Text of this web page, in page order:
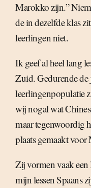
Marokko zijn.”
de in dezelfde klas
leerlingen niet.
Ik geef al heel lang
Zuid. Gedurende de
leerlingenpopulatie
wij nogal wat
maar tegenwoordig
plaats gemaakt
Zij vormen vaak een
mijn lessen Spaans